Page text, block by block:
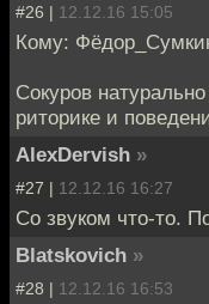
#26 | 12.12.16 15:05
Кому:
Сокуров
риторике и
AlexDervish »
#27 | 12.12.16 16:27
Со звуком что-то.
Blatskovich »
#28 | 12.12.16 16:53